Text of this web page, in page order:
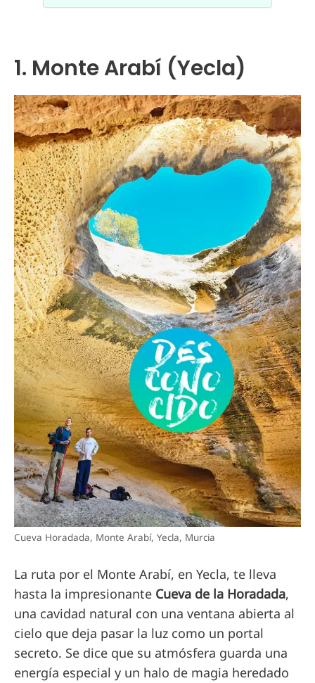
1. Monte Arabí (Yecla)
Cueva Horadada, Monte Arabí, Yecla, Murcia
La ruta por el Monte Arabí, en Yecla, te lleva
hasta la impresionante Cueva de la Horadada,
una cavidad natural con una ventana abierta al
cielo que deja pasar la luz como un portal
secreto. Se dice que su atmósfera guarda una
energía especial y un halo de magia heredado